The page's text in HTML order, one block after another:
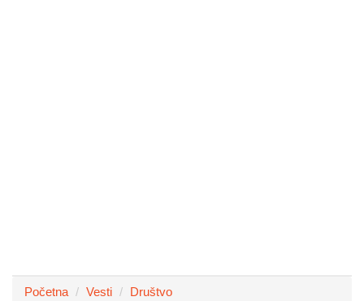
Početna Vesti
Društvo